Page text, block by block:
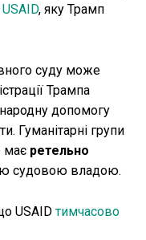
USAID, яку Трамп
суду може
Трампа
допомогу
Гуманітарні групи
має ретельно
судовою владою.
USAIDтимчасово